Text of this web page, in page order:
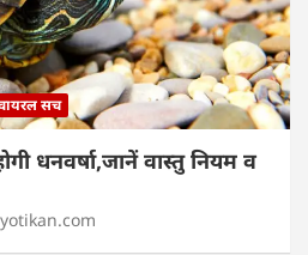
सच
धनवर्षा,जानें वास्तु नियम व